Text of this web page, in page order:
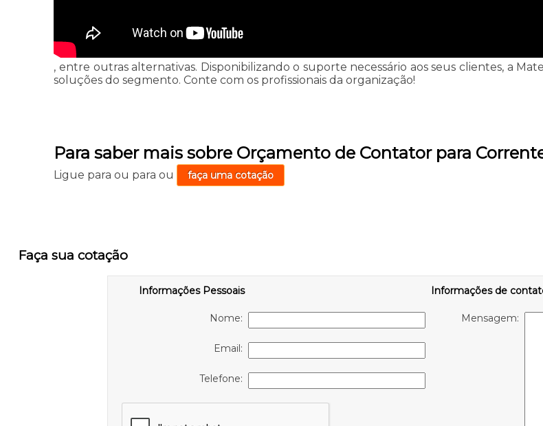
, entre outras alternativas. Disponibilizando o suporte necessário aos seus clientes, a
soluções do segmento. Conte com os profissionais da organização!
Para saber mais sobre Orçamento de Contator para
Ligue paraou paraou faça uma cotação
Faça sua cotação
Informações Pessoais
Nome:
Email:
Telefone:
Informações de
Mensagem: